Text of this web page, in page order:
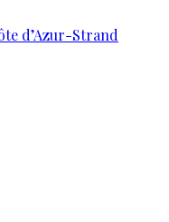
d’Azur-Strand